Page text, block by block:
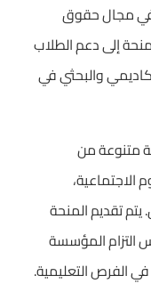
في مجال حقوق
إلى دعم الطلاب
والبحثي في
متنوعة من
الاجتماعية،
تقديم المنحة
التزام المؤسسة
الفرص التعليمية.